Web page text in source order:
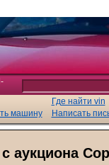
Где найти vin
машину
Написать
аукциона